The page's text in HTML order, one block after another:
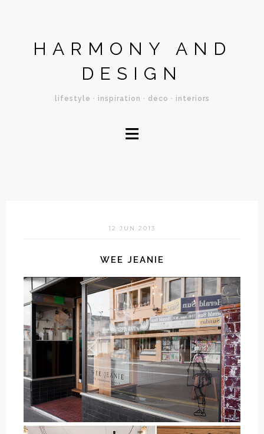
HARMONY AND
DESIGN
lifestyle · inspiration · deco · interiors
≡
12 JUN 2013
WEE JEANIE